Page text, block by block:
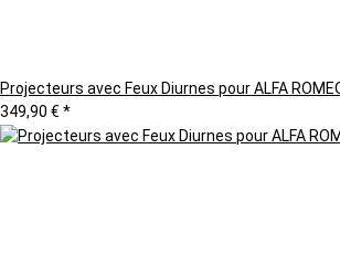
Projecteurs avec Feux Diurnes pour ALFA
349,90 € *